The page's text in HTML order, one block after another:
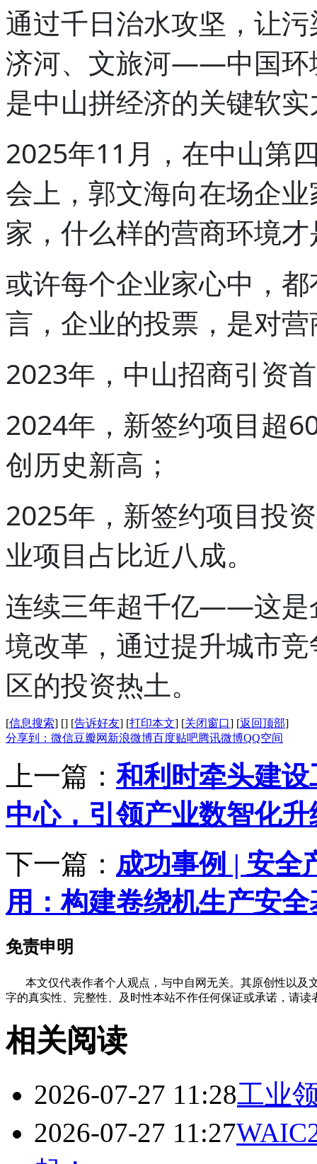
通过千日治水攻坚，让
济河、文旅河——中国环
是中山拼经济的关键软
2025年11月，在中山第
会上，郭文海向在场企
家，什么样的营商环境
或许每个企业家心中，
言，企业的投票，是对
2023年，中山招商引资
2024年，新签约项目超
创历史新高；
2025年，新签约项目投
业项目占比近八成。
连续三年超千亿——这是
境改革，通过提升城市
区的投资热土。
[信息搜索] [] [告诉好友] [打印本文] [关闭窗口] [返回顶部]
分享到： 微信豆瓣网 新浪微博百度贴吧腾讯微博QQ空间
上一篇：和利时牵头建
中心，引领产业数智化
下一篇： 成功事例 | 安全
用：构建卷绕机生产安
免责申明
本文仅代表作者个人观点，与中自网无关。其原创性以及
字的真实性、完整性、及时性本站不作任何保证或承诺，请
相关阅读
2026-07-27 11:28工业
2026-07-27 11:27